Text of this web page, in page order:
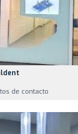
de contacto